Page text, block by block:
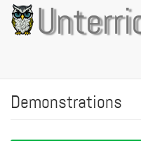
Direkt
zum
Inhalt
Demonstrations